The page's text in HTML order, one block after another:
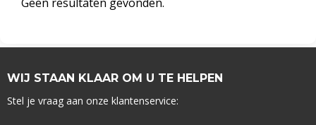
WIJ STAAN KLAAR OM U TE HELPEN
Stel je vraag aan onze klantenservice: